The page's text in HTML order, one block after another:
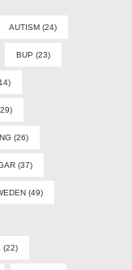
AUTISM (24)
BUP (23)
(26)
(37)
(49)
(22)